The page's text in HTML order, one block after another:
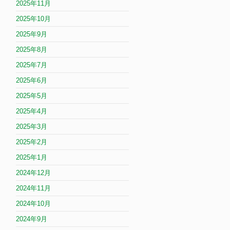
2025年11月
2025年10月
2025年9月
2025年8月
2025年7月
2025年6月
2025年5月
2025年4月
2025年3月
2025年2月
2025年1月
2024年12月
2024年11月
2024年10月
2024年9月